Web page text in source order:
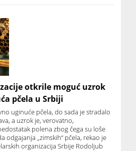
otkrile moguć uzrok
pčela u Srbiji
uginuće pčela, do sada je stradalo
a uzrok je, verovatno,
polena zbog čega su loše
odgajanja „zimskih“ pčela, rekao je
organizacija Srbije Rodoljub